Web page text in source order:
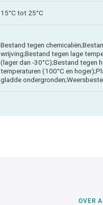
15°C tot 25°C
Bestand tegen
wrijving;Bestand tegen lage
(lager dan -30°C);Bestand tegen
temperaturen (100°C en
gladde
OVER